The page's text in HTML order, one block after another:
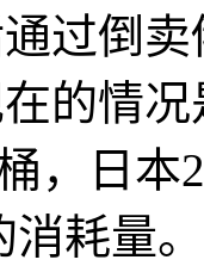
过倒
的情
，日本
耗量。